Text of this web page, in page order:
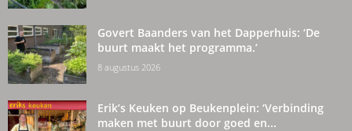
Govert Baanders van het Dapperhuis: ‘De
buurt maakt het programma.’
8 augustus 2026
Erik’s Keuken op Beukenplein: ‘Verbinding
maken met buurt door goed en...